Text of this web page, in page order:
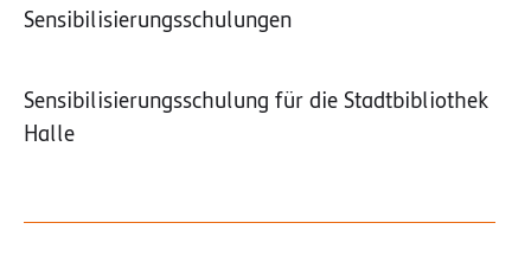
Sensibilisierungsschulungen
Sensibilisierungsschulung für die Stadtbibliothek
Halle